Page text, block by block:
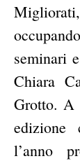
seminari
Chiara
Grotto. A
edizione
l’anno